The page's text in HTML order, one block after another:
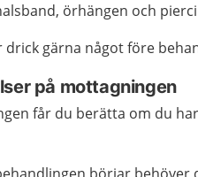
örhängen och
drick gärna något före
på mottagningen
får du berätta om du